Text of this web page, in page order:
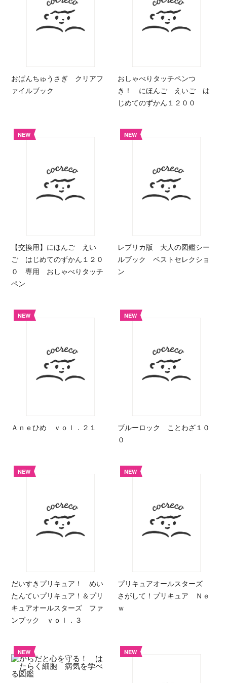
おぱんちゅうさぎ クリアフ
ァイルブック
おしゃべりタッチペンつ
き！ にほんご えいご は
じめてのずかん１２００
NEW
【交換用】にほんご えい
ご はじめてのずかん１２０
０ 専用 おしゃべりタッチ
ペン
NEW
レプリカ版 大人の図鑑シー
ルブック ベストセレクショ
ン
NEW
Ａｎｅひめ ｖｏｌ．２１
NEW
ブルーロック ことわざ１０
０
NEW
だいすきプリキュア！ めい
たんていプリキュア！＆プリ
キュアオールスターズ ファ
ンブック ｖｏｌ．３
NEW
プリキュアオールスターズ
さがして！プリキュア Ｎｅ
ｗ
NEW NEW